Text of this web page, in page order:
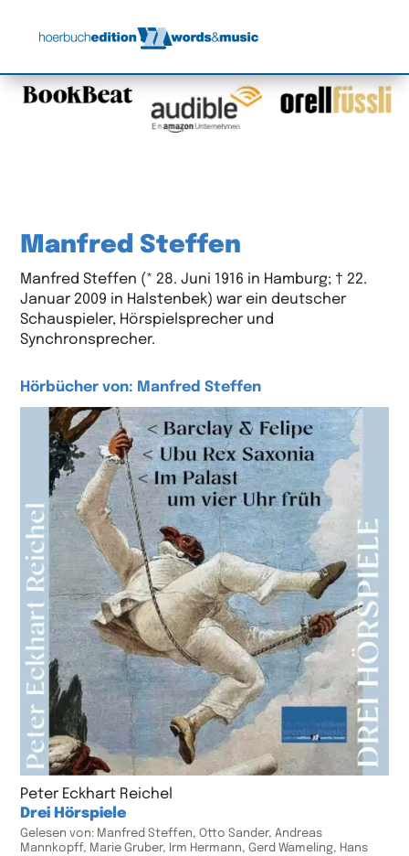
Manfred Steffen
Manfred Steffen (* 28. Juni 1916 in Hamburg; † 22.
Januar 2009 in Halstenbek) war ein deutscher
Schauspieler, Hörspielsprecher und
Synchronsprecher.
Hörbücher von: Manfred Steffen
Peter Eckhart Reichel
Drei Hörspiele
Gelesen von: Manfred Steffen, Otto Sander, Andreas
Mannkopff, Marie Gruber, Irm Hermann, Gerd Wameling, Hans